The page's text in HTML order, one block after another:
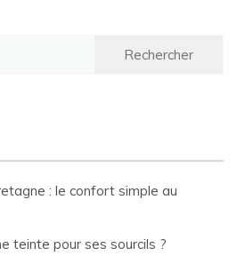
: le confort simple au
teinte pour ses sourcils ?